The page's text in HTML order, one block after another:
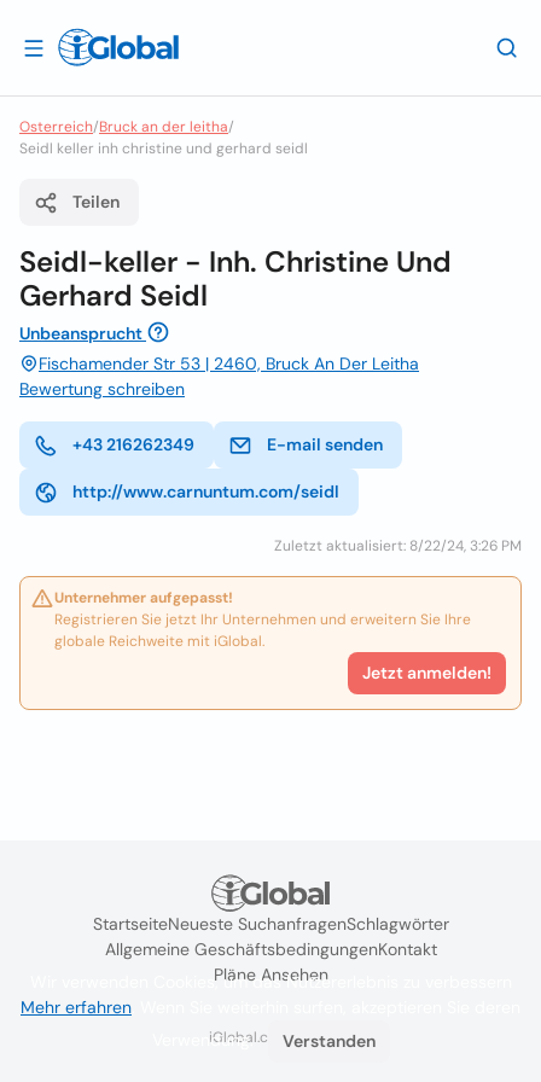
Osterreich/Bruck an der leitha/
Seidl keller inh christine und gerhard seidl
Teilen
Seidl-keller - Inh. Christine Und
Gerhard Seidl
Unbeansprucht
Fischamender Str 53 | 2460, Bruck An Der Leitha
Bewertung schreiben
+43 216262349 E-mail senden
http://www.carnuntum.com/seidl
Zuletzt aktualisiert: 8/22/24, 3:26 PM
Unternehmer aufgepasst!
Registrieren Sie jetzt Ihr Unternehmen und erweitern Sie Ihre
globale Reichweite mit iGlobal.
Jetzt anmelden!
StartseiteNeueste SuchanfragenSchlagwörter
Allgemeine GeschäftsbedingungenKontakt
Pläne Ansehen
iGlobal.co @ 2024
Wir verwenden Cookies, um das Nutzererlebnis zu verbessern
Mehr erfahren
Verwendung.
Verstanden